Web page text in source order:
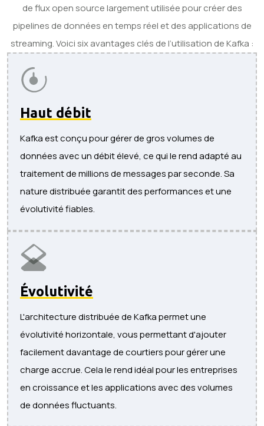
de flux open source largement utilisée pour créer des
pipelines de données en temps réel et des applications de
streaming. Voici six avantages clés de l’utilisation de Kafka :
Haut débit
Kafka est conçu pour gérer de gros volumes de
données avec un débit élevé, ce qui le rend adapté au
traitement de millions de messages par seconde. Sa
nature distribuée garantit des performances et une
évolutivité fiables.
Évolutivité
L'architecture distribuée de Kafka permet une
évolutivité horizontale, vous permettant d'ajouter
facilement davantage de courtiers pour gérer une
charge accrue. Cela le rend idéal pour les entreprises
en croissance et les applications avec des volumes
de données fluctuants.